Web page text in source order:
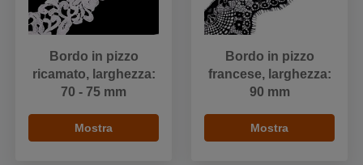
Bordo in pizzo
ricamato, larghezza:
70 - 75 mm
Mostra
Bordo in pizzo
francese, larghezza:
90 mm
Mostra